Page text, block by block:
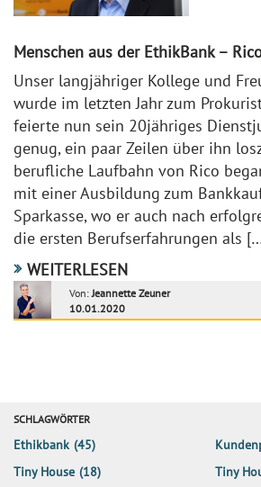
Menschen aus der EthikBank –
Unser langjähriger Kollege und
wurde im letzten Jahr zum
feierte nun sein 20jähriges
genug, ein paar Zeilen über ihn
berufliche Laufbahn von Rico
mit einer Ausbildung zum
Sparkasse, wo er auch nach
die ersten Berufserfahrungen als
WEITERLESEN
Von:Jeannette Zeuner
10.01.2020
SCHLAGWÖRTER
Ethikbank (45)
Tiny House (18) Tiny